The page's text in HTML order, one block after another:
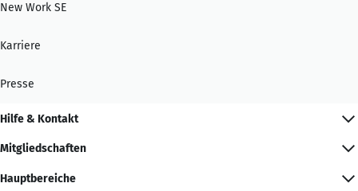
New Work SE
Karriere
Presse
Hilfe & Kontakt
Mitgliedschaften
Hauptbereiche